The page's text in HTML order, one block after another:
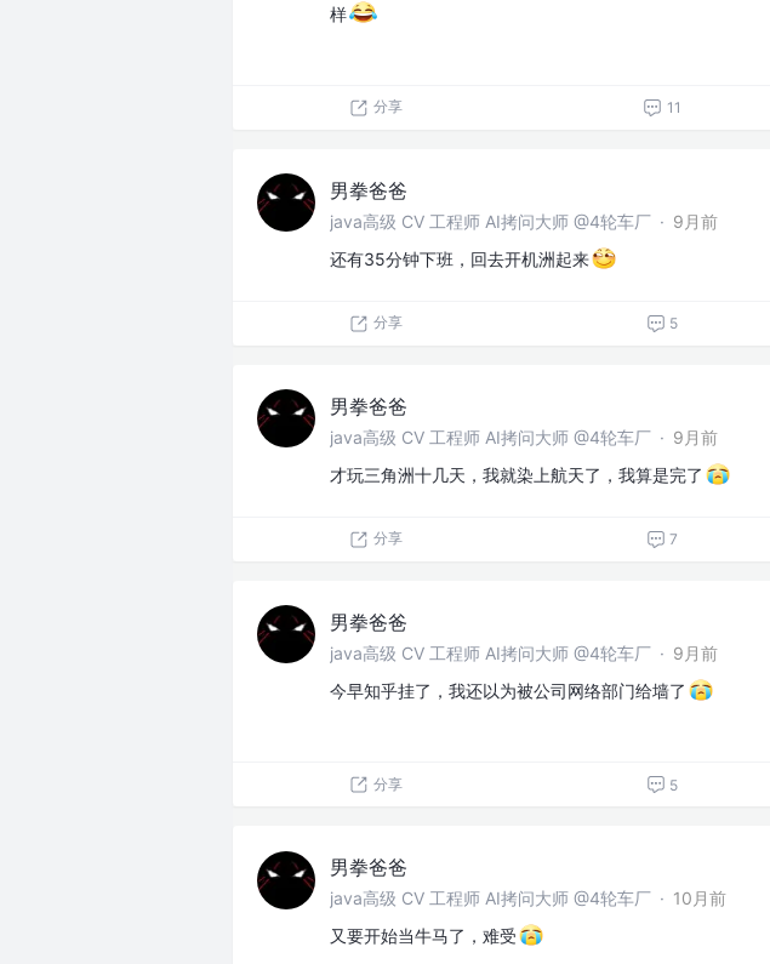
样
分享 11
男拳爸爸
java高级 CV 工程师 AI拷问大师 @4轮车厂 · 9月前
还有35分钟下班，回去开机洲起来
分享 5
男拳爸爸
java高级 CV 工程师 AI拷问大师 @4轮车厂 · 9月前
才玩三角洲十几天，我就染上航天了，我算是完了
分享 7
男拳爸爸
java高级 CV 工程师 AI拷问大师 @4轮车厂 · 9月前
今早知乎挂了，我还以为被公司网络部门给墙了
分享 5
男拳爸爸
java高级 CV 工程师 AI拷问大师 @4轮车厂 · 10月前
又要开始当牛马了，难受